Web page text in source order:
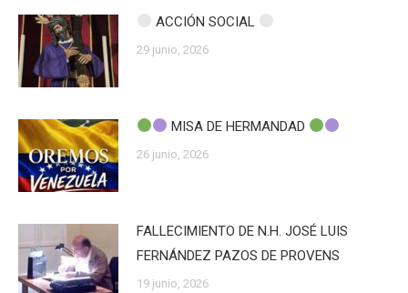
ACCIÓN SOCIAL
29 junio, 2026
MISA DE HERMANDAD
26 junio, 2026
FALLECIMIENTO DE N.H. JOSÉ LUIS
FERNÁNDEZ PAZOS DE PROVENS
19 junio, 2026